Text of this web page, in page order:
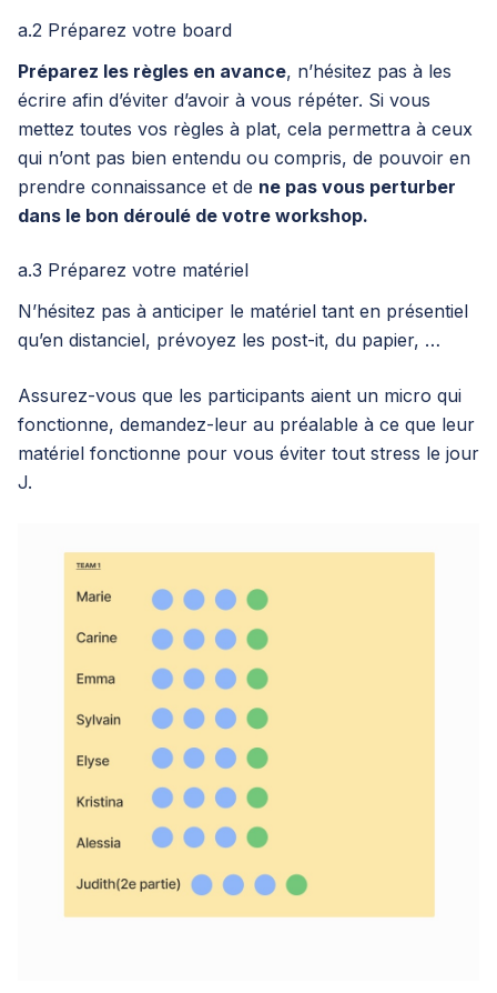
a.2 Préparez votre board
Préparez les règles en avance, n’hésitez pas à les
écrire afin d’éviter d’avoir à vous répéter. Si vous
mettez toutes vos règles à plat, cela permettra à ceux
qui n’ont pas bien entendu ou compris, de pouvoir en
prendre connaissance et de ne pas vous perturber
dans le bon déroulé de votre workshop.
a.3 Préparez votre matériel
N’hésitez pas à anticiper le matériel tant en présentiel
qu’en distanciel, prévoyez les post-it, du papier, …
Assurez-vous que les participants aient un micro qui
fonctionne, demandez-leur au préalable à ce que leur
matériel fonctionne pour vous éviter tout stress le jour
J.